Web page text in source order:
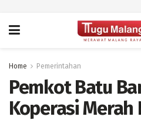
Home Pemerintahan
Pemkot Batu
Koperasi Merah